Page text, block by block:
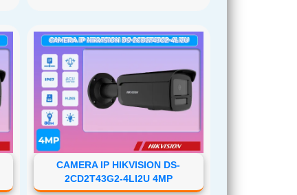
CAMERA IP HIKVISION DS-
2CD2T43G2-4LI2U 4MP